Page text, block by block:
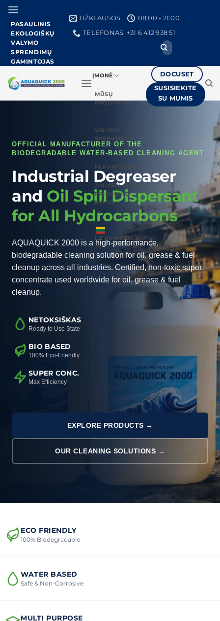
Pereiti
turinio
PASAULINIS
EKOLOGIŠKŲ
VALYMO
SPRENDIMŲ
GAMINTOJAS
UŽKLAUSOS
08:00 - 21:00
TELEFONAS: +31 6 412 938 51
Ieškoti:
ĮMONĖ
MŪSŲ
PRODUKTAI
VALYMO
SPRENDIMAI
PLATINTOJAI
ŽINIASKLAIDOS
PRIEMONIŲ
BYLOS
LITHUANIAN
DOCUSET
SUSISIEKITE
SU MUMIS
OFFICIAL MANUFACTURER OF THE
BIODEGRADABLE WATER-BASED CLEANING AGENT
Industrial Degreaser
and Oil Spill Dispersant
for All Hydrocarbons
AQUAQUICK 2000 is a high-performance,
biodegradable cleaning solution for oil, grease & fuel
cleanup across all industries. Certified, non-toxic super
concentrate used worldwide for oil, grease & fuel
cleanup.
NETOKSIŠKAS
Ready to Use State
BIO BASED
100% Eco-Friendly
SUPER CONC.
Max Efficiency
EXPLORE PRODUCTS →
OUR CLEANING SOLUTIONS →
ECO FRIENDLY
100% Biodegradable
WATER BASED
Safe & Non-Corrosive
MULTI PURPOSE